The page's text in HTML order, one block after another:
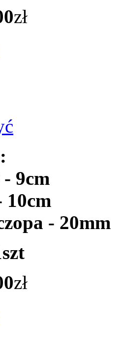
zł
- 9cm
10cm
- 20mm
zł